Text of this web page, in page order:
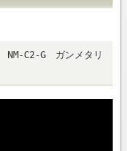
NM-C2-G ガンメタリ